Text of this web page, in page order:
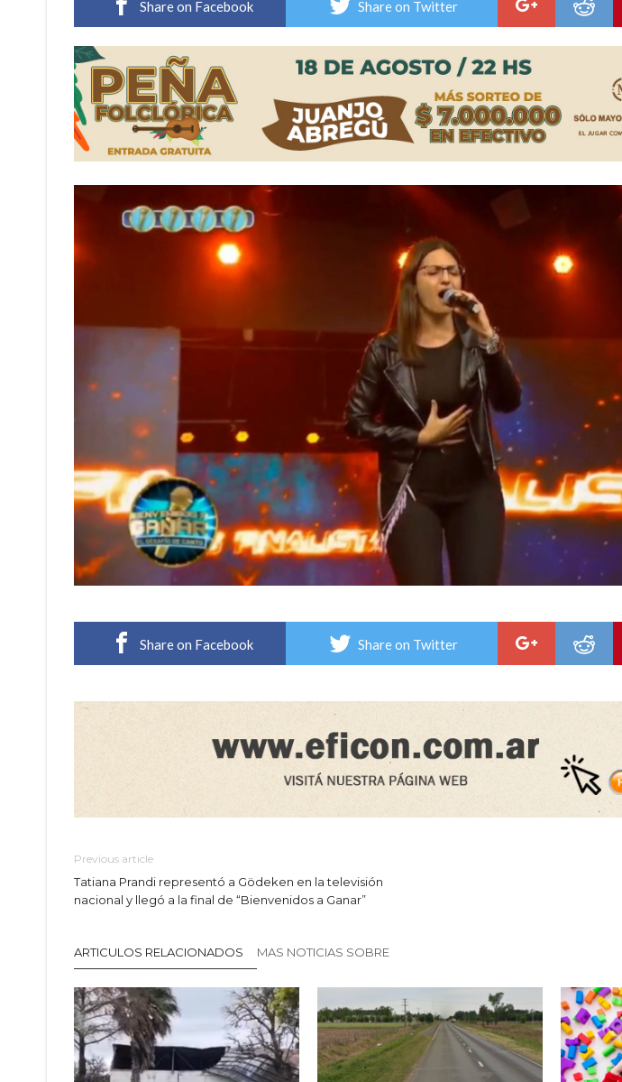
Distinguieron a Ramiro Maldonado, el campeón juvenil de malambo de Los Quirquinchos
Share on Facebook Share on Twitter
Share on Facebook Share on Twitter
Previous article
Tatiana Prandi representó a Gödeken en la televisión
nacional y llegó a la final de “Bienvenidos a Ganar”
ARTICULOS RELACIONADOS MAS NOTICIAS SOBRE